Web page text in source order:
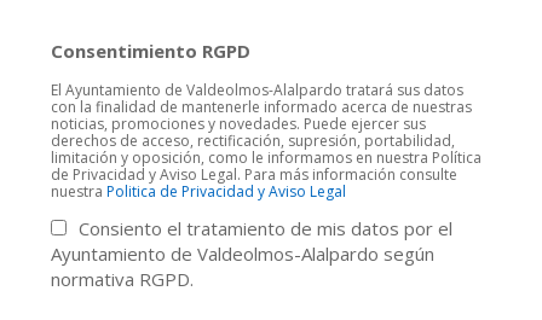
Consentimiento RGPD
El Ayuntamiento de Valdeolmos-Alalpardo tratará sus datos
con la finalidad de mantenerle informado acerca de nuestras
noticias, promociones y novedades. Puede ejercer sus
derechos de acceso, rectificación, supresión, portabilidad,
limitación y oposición, como le informamos en nuestra Política
de Privacidad y Aviso Legal. Para más información consulte
nuestra Politica de Privacidad y Aviso Legal
Consiento el tratamiento de mis datos por el
Ayuntamiento de Valdeolmos-Alalpardo según
normativa RGPD.